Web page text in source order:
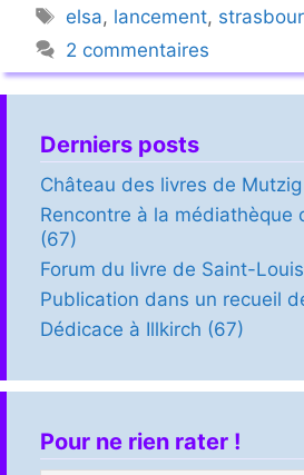
Étiquettes
elsa, lancement,
2 commentaires
Derniers posts
Château des livres de
Rencontre à la médiathèque
(67)
Forum du livre de Saint-
Publication dans un recueil
Dédicace à Illkirch (67)
Pour ne rien rater !